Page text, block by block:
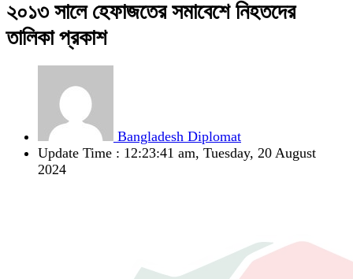
২০১৩ সালে হেফাজতের সমাবেশে নিহতদের
তালিকা প্রকাশ
Bangladesh Diplomat
Update Time : 12:23:41 am, Tuesday, 20 August
2024